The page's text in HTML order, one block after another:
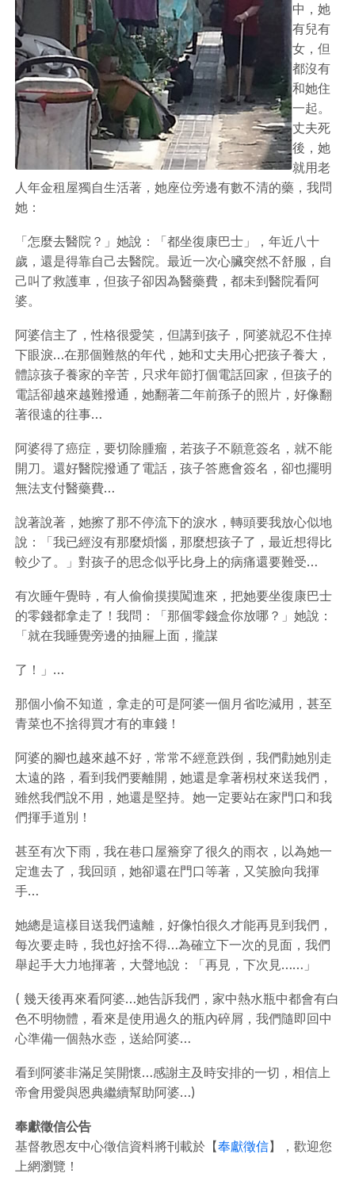
中，她
有兒有
女，但
都沒有
和她住
一起。
丈夫死
後，她
就用老
人年金租屋獨自生活著，她座位旁邊有數不清的藥，我問
她：
「怎麼去醫院？」她說：「都坐復康巴士」，年近八十
歲，還是得靠自己去醫院。最近一次心臟突然不舒服，自
己叫了救護車，但孩子卻因為醫藥費，都未到醫院看阿
婆。
阿婆信主了，性格很愛笑，但講到孩子，阿婆就忍不住掉
下眼淚…在那個難熬的年代，她和丈夫用心把孩子養大，
體諒孩子養家的辛苦，只求年節打個電話回家，但孩子的
電話卻越來越難撥通，她翻著二年前孫子的照片，好像翻
著很遠的往事…
阿婆得了癌症，要切除腫瘤，若孩子不願意簽名，就不能
開刀。還好醫院撥通了電話，孩子答應會簽名，卻也擺明
無法支付醫藥費…
說著說著，她擦了那不停流下的淚水，轉頭要我放心似地
說：「我已經沒有那麼煩惱，那麼想孩子了，最近想得比
較少了。」對孩子的思念似乎比身上的病痛還要難受…
有次睡午覺時，有人偷偷摸摸闖進來，把她要坐復康巴士
的零錢都拿走了！我問：「那個零錢盒你放哪？」她說：
「就在我睡覺旁邊的抽屜上面，攏謀
了！」…
那個小偷不知道，拿走的可是阿婆一個月省吃減用，甚至
青菜也不捨得買才有的車錢！
阿婆的腳也越來越不好，常常不經意跌倒，我們勸她別走
太遠的路，看到我們要離開，她還是拿著枴杖來送我們，
雖然我們說不用，她還是堅持。她一定要站在家門口和我
們揮手道別！
甚至有次下雨，我在巷口屋簷穿了很久的雨衣，以為她一
定進去了，我回頭，她卻還在門口等著，又笑臉向我揮
手…
她總是這樣目送我們遠離，好像怕很久才能再見到我們，
每次要走時，我也好捨不得…為確立下一次的見面，我們
舉起手大力地揮著，大聲地說：「再見，下次見……」
( 幾天後再來看阿婆…她告訴我們，家中熱水瓶中都會有白
色不明物體，看來是使用過久的瓶內碎屑，我們隨即回中
心準備一個熱水壺，送給阿婆…
看到阿婆非滿足笑開懷…感謝主及時安排的一切，相信上
帝會用愛與恩典繼續幫助阿婆…)
奉獻徵信公告
基督教恩友中心徵信資料將刊載於【奉獻徵信】，歡迎您
上網瀏覽！